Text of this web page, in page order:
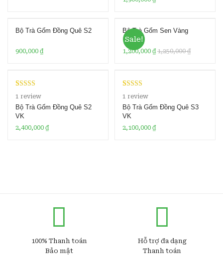
Bộ Trà Gốm Đồng Quê S2
900,000 ₫
Sale!
Bộ Trà Gốm Sen Vàng
1,200,000 ₫ 1,250,000₫
Rated5.00
out of 5
based on
1
customer
1 review
Bộ Trà Gốm Đồng Quê S2
VK
2,400,000 ₫
Rated5.00
out of 5
based on
1
customer
1 review
Bộ Trà Gốm Đồng Quê S3
VK
2,100,000 ₫
100% Thanh toán
Bảo mật
Hỗ trợ đa dạng
Thanh toán